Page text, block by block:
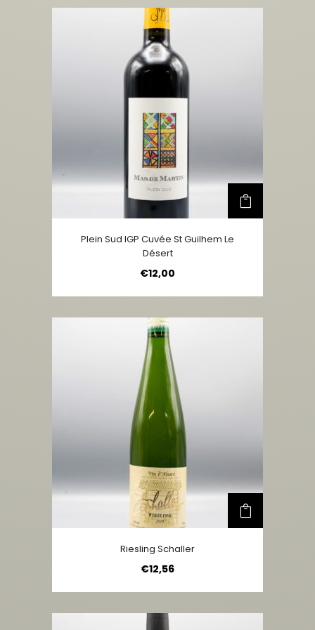
Plein Sud IGP Cuvée St Guilhem Le
Désert
€12,00
Riesling Schaller
€12,56